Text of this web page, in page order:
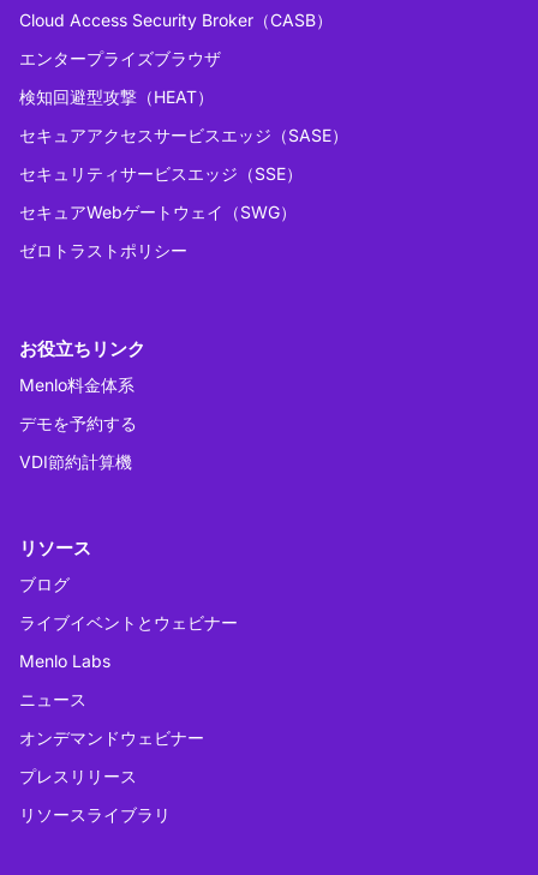
Cloud Access Security Broker（CASB）
エンタープライズブラウザ
検知回避型攻撃（HEAT）
セキュアアクセスサービスエッジ（SASE）
セキュリティサービスエッジ（SSE）
セキュアWebゲートウェイ（SWG）
ゼロトラストポリシー
お役立ちリンク
Menlo料金体系
デモを予約する
VDI節約計算機
リソース
ブログ
ライブイベントとウェビナー
Menlo Labs
ニュース
オンデマンドウェビナー
プレスリリース
リソースライブラリ